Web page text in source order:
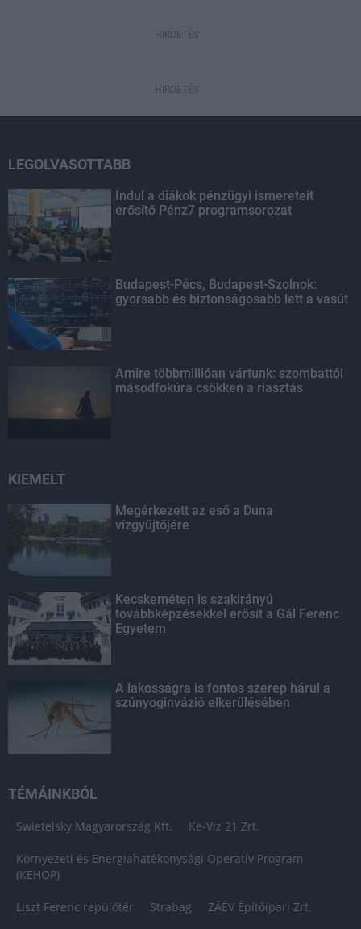
HIRDETÉS
HIRDETÉS
LEGOLVASOTTABB
Indul a diákok pénzügyi ismereteit
erősítő Pénz7 programsorozat
Budapest-Pécs, Budapest-Szolnok:
gyorsabb és biztonságosabb lett a vasút
Amire többmillióan vártunk: szombattól
másodfokúra csökken a riasztás
KIEMELT
Megérkezett az eső a Duna
vízgyűjtőjére
Kecskeméten is szakirányú
továbbképzésekkel erősít a Gál Ferenc
Egyetem
A lakosságra is fontos szerep hárul a
szúnyoginvázió elkerülésében
TÉMÁINKBÓL
Swietelsky Magyarország Kft. Ke-Víz 21 Zrt.
Környezeti és Energiahatékonysági Operatív Program
(KEHOP)
Liszt Ferenc repülőtér Strabag ZÁÉV Építőipari Zrt.